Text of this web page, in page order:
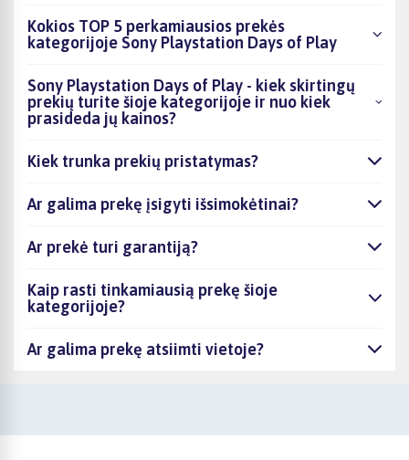
Kokios TOP 5 perkamiausios prekės
kategorijoje Sony Playstation Days of Play
Sony Playstation Days of Play - kiek skirtingų
prekių turite šioje kategorijoje ir nuo kiek
prasideda jų kainos?
Kiek trunka prekių pristatymas?
Ar galima prekę įsigyti išsimokėtinai?
Ar prekė turi garantiją?
Kaip rasti tinkamiausią prekę šioje
kategorijoje?
Ar galima prekę atsiimti vietoje?